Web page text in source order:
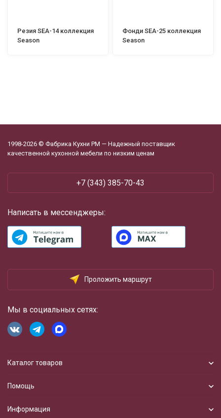
Резия SEA-14 коллекция
Season
Фонди SEA-25 коллекция
Season
1998-2026 © Фабрика Кухни РМ — Надежный поставщик
качественной кухонной мебели по низким ценам
+7 (343) 385-70-43
Написать в мессенджеры:
Проложить маршрут
Мы в социальных сетях:
Каталог товаров
Помощь
Информация